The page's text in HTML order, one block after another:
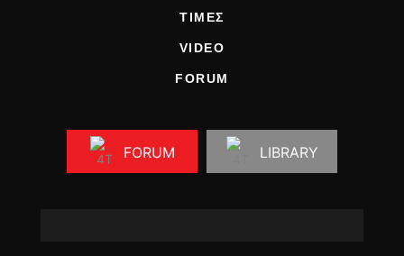
ΤΙΜΕΣ
VIDEO
FORUM
FORUM LIBRARY